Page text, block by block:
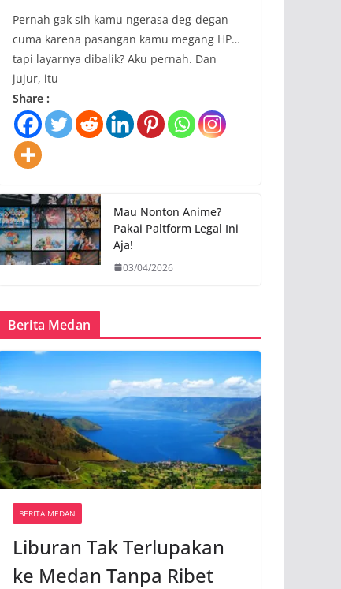
Pernah gak sih kamu ngerasa deg-degan
cuma karena pasangan kamu megang HP…
tapi layarnya dibalik? Aku pernah. Dan
jujur, itu
Share :
Mau Nonton Anime?
Pakai Paltform Legal Ini
Aja!
03/04/2026
Berita Medan
BERITA MEDAN
Liburan Tak Terlupakan
ke Medan Tanpa Ribet